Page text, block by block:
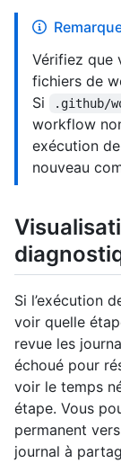
Vérifiez que
fichiers de
Si
.github/
workflow
exécution
nouveau
Si l’exécution
voir quelle
revue les
échoué pour
voir le temps
étape. Vous
permanent
journal à